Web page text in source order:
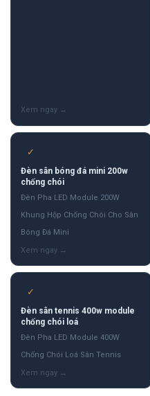
✓
Đèn sân bóng đá mini 200w
chống chói
Đèn Pha LED Module 200W
Khung Hộp Chống Chói Cho Sân
Bóng Đá Mini
✓
Đèn sân tennis 400w module
chống chói loá
Đèn Pha LED Module 400W
Chống Chói Loá Sân Tennis